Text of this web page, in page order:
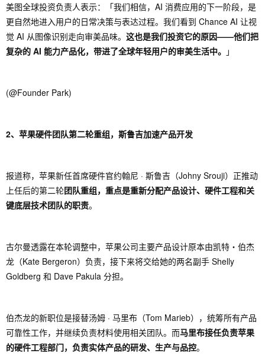
美图全球投资负责人表示：「我们相信，AI 消费应用的下一阶段，是
更自然地进入用户的日常决策与表达过程。我们看到 Chance AI 让视
觉 AI 从图像识别走向审美品味。 这也是我们投资它的原因——他们把
复杂的 AI 能力产品化，带进了全球年轻用户的审美生活中。 」
(@Founder Park)
2、苹果硬件团队第二轮重组，斯鲁吉加速产品开发
报道称，苹果新任首席硬件官约翰尼 · 斯鲁吉（Johny Srouji）正推动
上任后的第二轮团队重组，重点是重新分配产品设计、硬件工程和关
键底层技术团队的职责。
古尔曼透露在本轮调整中，苹果公司主要产品设计原本由凯特・伯杰
龙（Kate Bergeron）负责，接下来将交给她的两名副手 Shelly
Goldberg 和 Dave Pakula 分担。
伯杰龙的新职位是接替汤姆 · 马里布（Tom Marieb），统筹所有产品
可靠性工作，并继续负责材料使用相关团队。而马里布接任负责苹果
的硬件工程部门，负责实体产品的研发、生产与品控。